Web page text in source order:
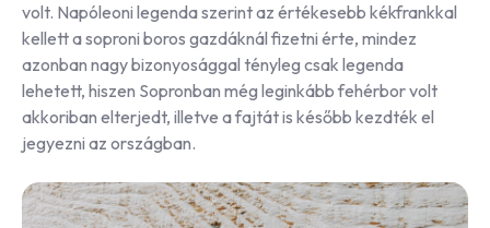
volt. Napóleoni legenda szerint az értékesebb kékfrankkal
kellett a soproni boros gazdáknál fizetni érte, mindez
azonban nagy bizonyosággal tényleg csak legenda
lehetett, hiszen Sopronban még leginkább fehérbor volt
akkoriban elterjedt, illetve a fajtát is később kezdték el
jegyezni az országban.